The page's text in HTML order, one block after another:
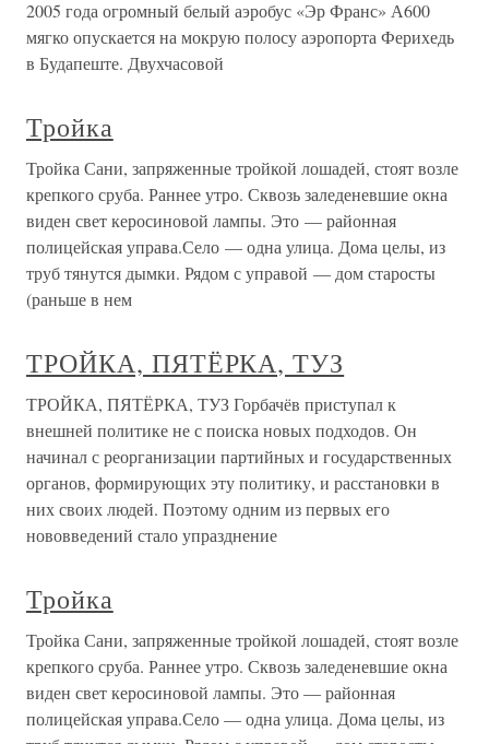
2005 года огромный белый аэробус «Эр Франс» А600
мягко опускается на мокрую полосу аэропорта Ферихедь
в Будапеште. Двухчасовой
Тройка
Тройка Сани, запряженные тройкой лошадей, стоят возле
крепкого сруба. Раннее утро. Сквозь заледеневшие окна
виден свет керосиновой лампы. Это — районная
полицейская управа.Село — одна улица. Дома целы, из
труб тянутся дымки. Рядом с управой — дом старосты
(раньше в нем
ТРОЙКА, ПЯТЁРКА, ТУЗ
ТРОЙКА, ПЯТЁРКА, ТУЗ Горбачёв приступал к
внешней политике не с поиска новых подходов. Он
начинал с реорганизации партийных и государственных
органов, формирующих эту политику, и расстановки в
них своих людей. Поэтому одним из первых его
нововведений стало упразднение
Тройка
Тройка Сани, запряженные тройкой лошадей, стоят возле
крепкого сруба. Раннее утро. Сквозь заледеневшие окна
виден свет керосиновой лампы. Это — районная
полицейская управа.Село — одна улица. Дома целы, из